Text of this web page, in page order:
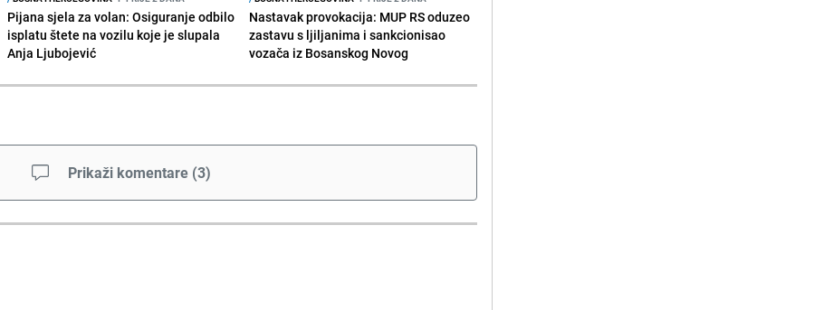
Pijana sjela za volan: Osiguranje odbilo
isplatu štete na vozilu koje je slupala
Anja Ljubojević
Nastavak provokacija: MUP RS oduzeo
zastavu s ljiljanima i sankcionisao
vozača iz Bosanskog Novog
Prikaži komentare (3)